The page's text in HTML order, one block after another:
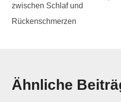
zwischen Schlaf und
Rückenschmerzen
Ähnliche